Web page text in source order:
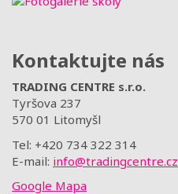
Kontaktujte nás
TRADING CENTRE s.r.o.
Tyršova 237
570 01 Litomyšl
Tel: +420 734 322 314
E-mail: info@tradingcentre.cz
Google Mapa